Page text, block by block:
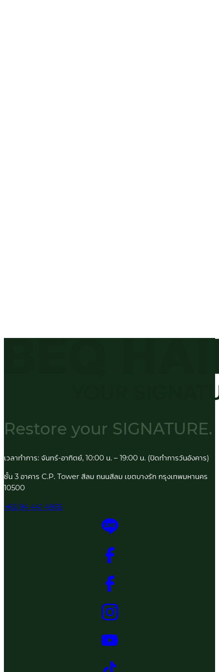
Restore your SIGNATURE.
เวลาทำการ: จันทร์-อาทิตย์, 10:00 น. – 19:00 น. (ปิดทำการวันอังคาร)
ชั้น 3 อาคาร C.P. Tower สีลม ถนนสีลม เขตบางรัก กรุงเทพมหานคร
10500
+66 94 441 4965